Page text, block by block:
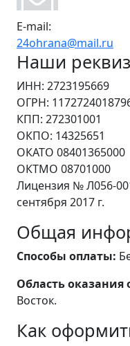
E-mail:
24ohrana@mail.ru
Наши
ИНН: 2723195669
ОГРН:
КПП: 272301001
ОКПО: 14325651
ОКАТО 08401365000
ОКТМО 08701000
Лицензия № Л056-
сентября 2017 г.
Общая
Способы оплаты:
Область оказания
Восток.
Как